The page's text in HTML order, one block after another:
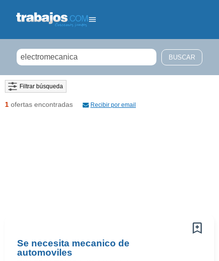
Filtrar búsqueda
1 ofertas encontradas Recibir por email
Se necesita mecanico de
automoviles